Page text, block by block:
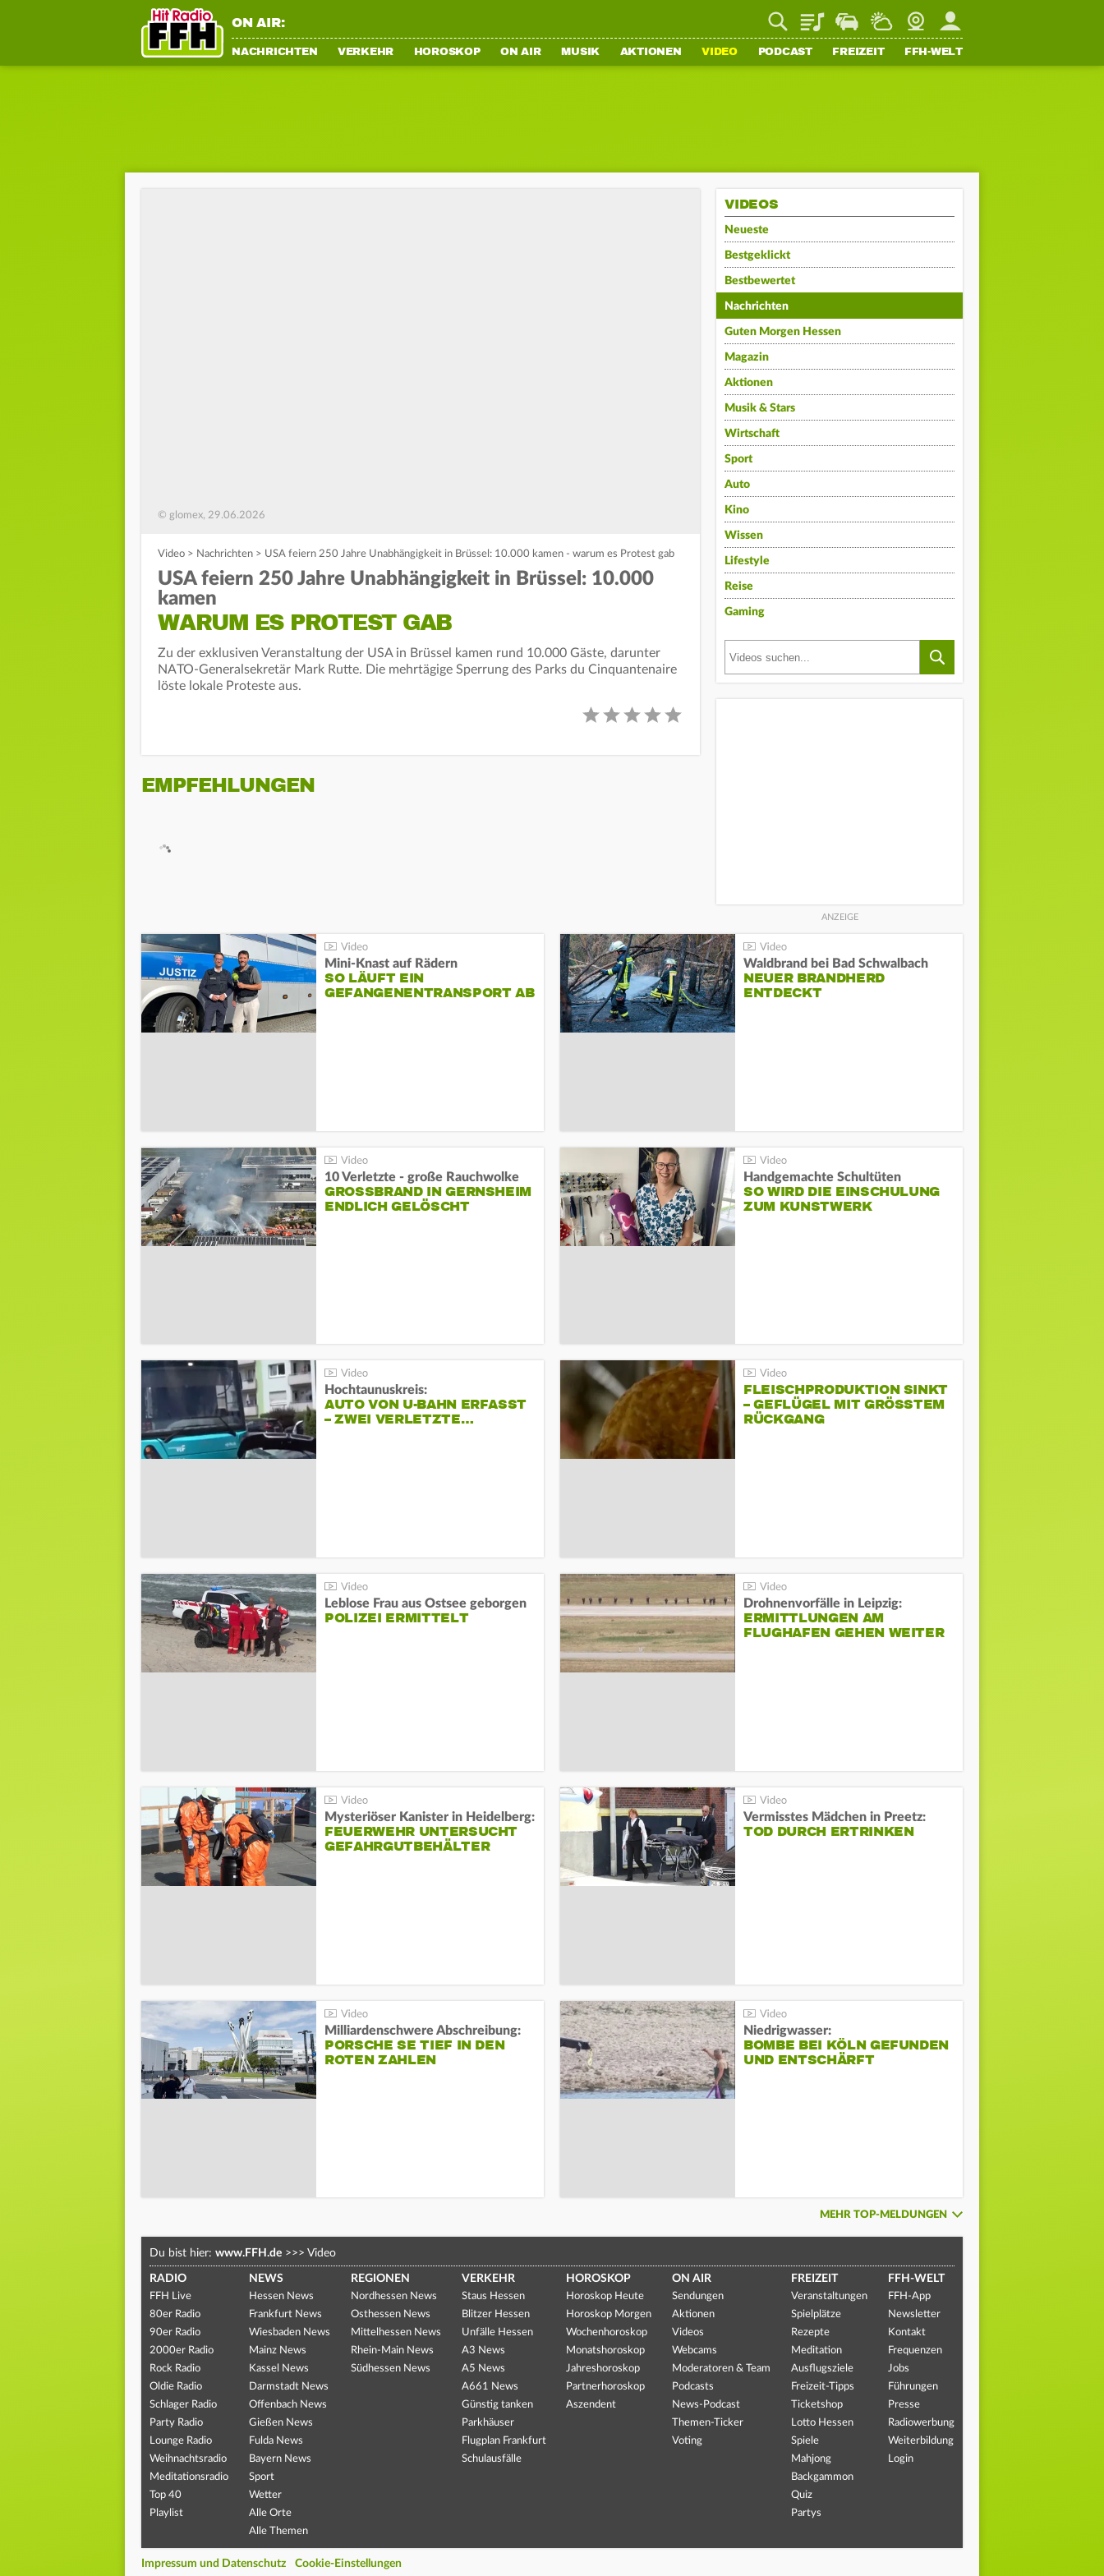
ON AIR: PlaylistStaupilotWetterWebcamMein FFH
NACHRICHTEN VERKEHR HOROSKOP ON AIR MUSIK AKTIONEN VIDEO PODCAST FREIZEIT FFH-WELT
© glomex, 29.06.2026
Video > Nachrichten > USA feiern 250 Jahre Unabhängigkeit in Brüssel: 10.000 kamen - warum es Protest gab
USA feiern 250 Jahre Unabhängigkeit in Brüssel: 10.000
kamen
WARUM ES PROTEST GAB
Zu der exklusiven Veranstaltung der USA in Brüssel kamen rund 10.000 Gäste, darunter
NATO-Generalsekretär Mark Rutte. Die mehrtägige Sperrung des Parks du Cinquantenaire
löste lokale Proteste aus.
EMPFEHLUNGEN
VIDEOS
Neueste
Bestgeklickt
Bestbewertet
Nachrichten
Guten Morgen Hessen
Magazin
Aktionen
Musik & Stars
Wirtschaft
Sport
Auto
Kino
Wissen
Lifestyle
Reise
Gaming
Mini-Knast auf Rädern
SO LÄUFT EIN
GEFANGENENTRANSPORT AB
Waldbrand bei Bad Schwalbach
NEUER BRANDHERD
ENTDECKT
10 Verletzte - große Rauchwolke
GROSSBRAND IN GERNSHEIM E
NDLICH GELÖSCHT
Handgemachte Schultüten
SO WIRD DIE EINSCHULUNG
ZUM KUNSTWERK
Hochtaunuskreis:
AUTO VON U-BAHN ERFASST
– ZWEI VERLETZTE…
FLEISCHPRODUKTION SINKT
– GEFLÜGEL MIT GRÖSSTEM R
ÜCKGANG
Leblose Frau aus Ostsee geborgen
POLIZEI ERMITTELT
Drohnenvorfälle in Leipzig:
ERMITTLUNGEN AM
FLUGHAFEN GEHEN WEITER
Mysteriöser Kanister in Heidelberg:
FEUERWEHR UNTERSUCHT
GEFAHRGUTBEHÄLTER
Vermisstes Mädchen in Preetz:
TOD DURCH ERTRINKEN
Milliardenschwere Abschreibung:
PORSCHE SE TIEF IN DEN
ROTEN ZAHLEN
Niedrigwasser:
BOMBE BEI KÖLN GEFUNDEN
UND ENTSCHÄRFT
MEHR TOP-MELDUNGEN
Du bist hier: www.FFH.de >>> Video
RADIO
FFH Live
80er Radio
90er Radio
2000er Radio
Rock Radio
Oldie Radio
Schlager Radio
Party Radio
Lounge Radio
Weihnachtsradio
Meditationsradio
Top 40
Playlist
NEWS
Hessen News
Frankfurt News
Wiesbaden News
Mainz News
Kassel News
Darmstadt News
Offenbach News
Gießen News
Fulda News
Bayern News
Sport
Wetter
Alle Orte
Alle Themen
REGIONEN
Nordhessen News
Osthessen News
Mittelhessen News
Rhein-Main News
Südhessen News
VERKEHR
Staus Hessen
Blitzer Hessen
Unfälle Hessen
A3 News
A5 News
A661 News
Günstig tanken
Parkhäuser
Flugplan Frankfurt
Schulausfälle
HOROSKOP
Horoskop Heute
Horoskop Morgen
Wochenhoroskop
Monatshoroskop
Jahreshoroskop
Partnerhoroskop
Aszendent
ON AIR
Sendungen
Aktionen
Videos
Webcams
Moderatoren & Team
Podcasts
News-Podcast
Themen-Ticker
Voting
FREIZEIT
Veranstaltungen
Spielplätze
Rezepte
Meditation
Ausflugsziele
Freizeit-Tipps
Ticketshop
Lotto Hessen
Spiele
Mahjong
Backgammon
Quiz
Partys
FFH-WELT
FFH-App
Newsletter
Kontakt
Frequenzen
Jobs
Führungen
Presse
Radiowerbung
Weiterbildung
Login
Impressum und Datenschutz Cookie-Einstellungen